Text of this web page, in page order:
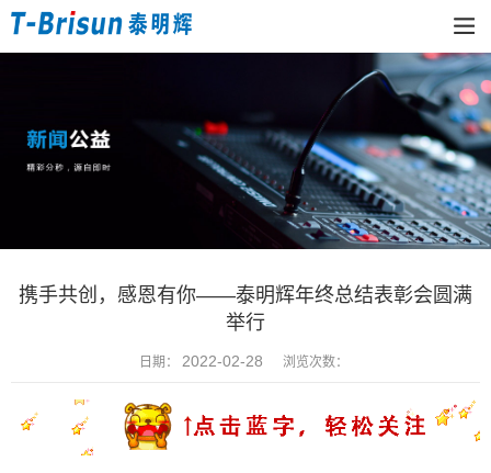
携手共创，感恩有你——泰明辉年终总结表彰会圆满
举行
日期： 2022-02-28 浏览次数：